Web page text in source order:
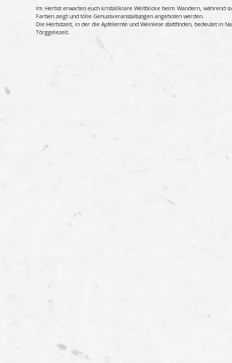
Im Herbst erwarten euch kristallklare Weitblicke beim Wandern, während
Farben zeigt und tolle Genussveranstaltungen angeboten werden.
Die Herbstzeit, in der die Apfelernte und Weinlese stattfinden, bedeutet in
Törggelezeit.